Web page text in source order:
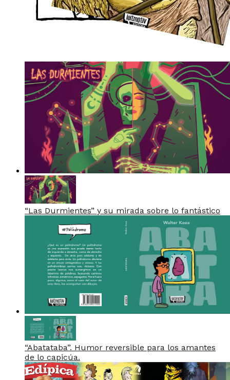
“Las Durmientes” y su mirada sobre lo fantástico
“Abatataba”. Humor reversible para los amantes
de lo capicúa.